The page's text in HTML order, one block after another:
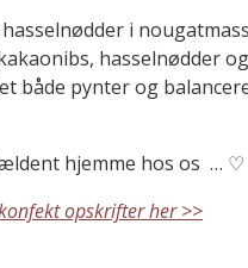
i
hasselnødder
både pynter og
hjemme hos os … ♡
opskrifter her >>